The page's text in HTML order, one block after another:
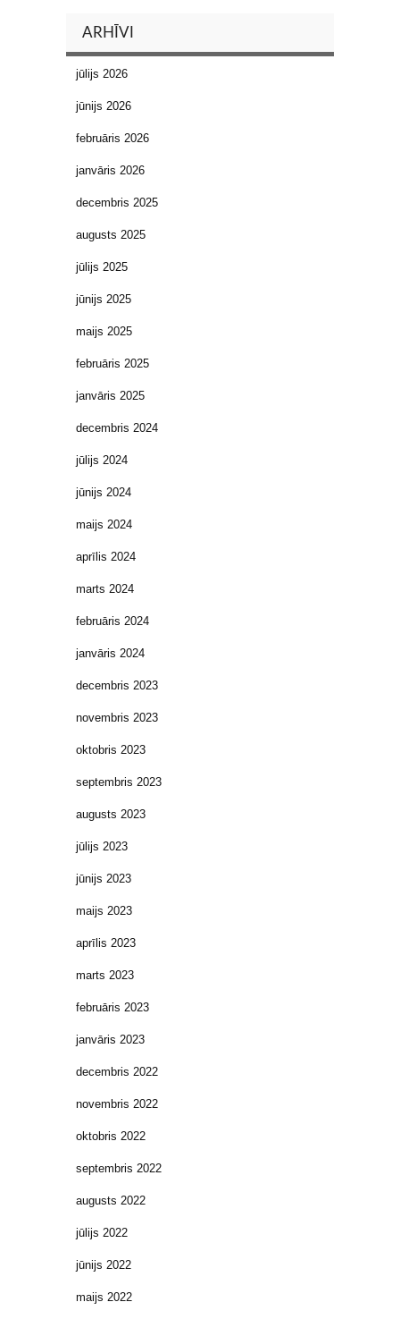
ARHĪVI
jūlijs 2026
jūnijs 2026
februāris 2026
janvāris 2026
decembris 2025
augusts 2025
jūlijs 2025
jūnijs 2025
maijs 2025
februāris 2025
janvāris 2025
decembris 2024
jūlijs 2024
jūnijs 2024
maijs 2024
aprīlis 2024
marts 2024
februāris 2024
janvāris 2024
decembris 2023
novembris 2023
oktobris 2023
septembris 2023
augusts 2023
jūlijs 2023
jūnijs 2023
maijs 2023
aprīlis 2023
marts 2023
februāris 2023
janvāris 2023
decembris 2022
novembris 2022
oktobris 2022
septembris 2022
augusts 2022
jūlijs 2022
jūnijs 2022
maijs 2022